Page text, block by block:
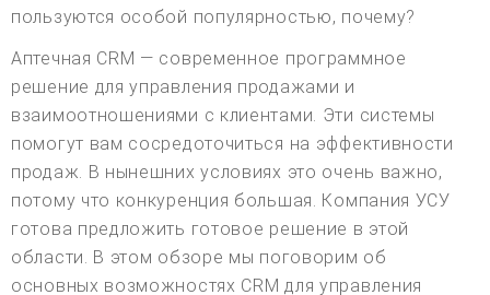
пользуются особой популярностью, почему?
Аптечная CRM — современное программное
решение для управления продажами и
взаимоотношениями с клиентами. Эти системы
помогут вам сосредоточиться на эффективности
продаж. В нынешних условиях это очень важно,
потому что конкуренция большая. Компания УСУ
готова предложить готовое решение в этой
области. В этом обзоре мы поговорим об
основных возможностях CRM для управления